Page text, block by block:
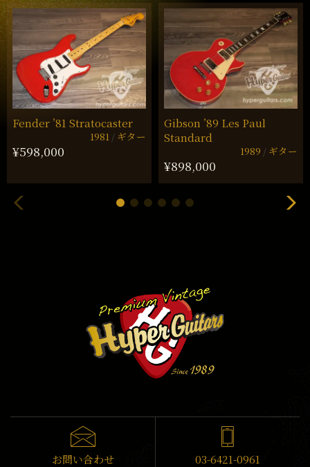
Fender ’81 Stratocaster
1981 ギター
¥598,000
Gibson ’89 Les Paul
Standard
1989 ギター
¥898,000
お問い合わせ 03-6421-0961